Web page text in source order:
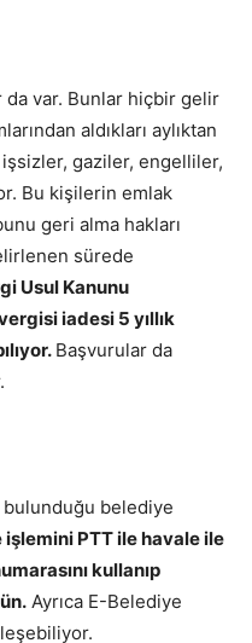
var. Bunlar hiçbir gelir
aldıkları aylıktan
gaziler, engelliler,
Bu kişilerin emlak
geri alma hakları
sürede
Usul Kanunu
iadesi 5 yıllık
Başvurular da
bulunduğu belediye
işlemini PTT ile havale ile
kullanıp
Ayrıca E-Belediye